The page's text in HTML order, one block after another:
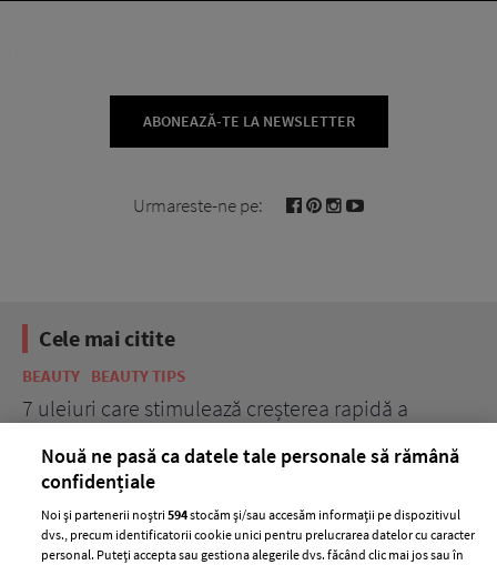
ABONEAZĂ-TE LA NEWSLETTER
Urmareste-ne pe:
Cele mai citite
BEAUTY BEAUTY TIPS
7 uleiuri care stimulează creșterea rapidă a
Nouă ne pasă ca datele tale personale să rămână
confidențiale
Noi și partenerii noștri594stocăm și/sau accesăm informații pe dispozitivul
dvs., precum identificatorii cookie unici pentru prelucrarea datelor cu caracter
personal. Puteți accepta sau gestiona alegerile dvs. făcând clic mai jos sau în